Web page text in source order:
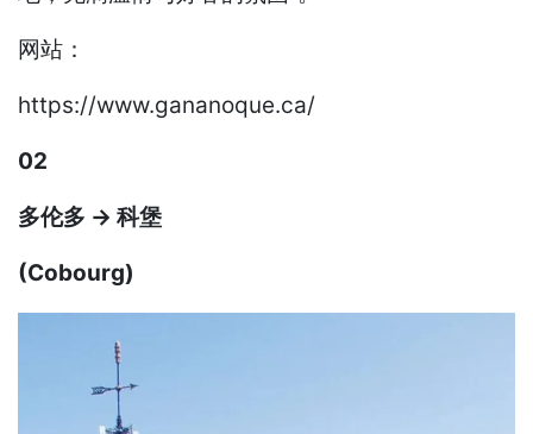
网站：
https://www.gananoque.ca/
02
多伦多 → 科堡
(Cobourg)